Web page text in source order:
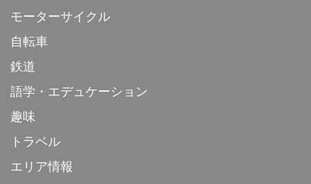
モーターサイクル
自転車
鉄道
語学・エデュケーション
趣味
トラベル
エリア情報